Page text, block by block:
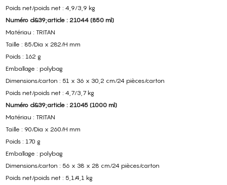
Poids net/poids net : 4,9/3,9 kg
Numéro d&39;article : 21044 (850 ml)
Matériau : TRITAN
Taille : 85/Dia x 282/H mm
Poids : 162 g
Emballage : polybag
Dimensions/carton : 51 x 36 x 30,2 cm/24 pièces/carton
Poids net/poids net : 4,7/3,7 kg
Numéro d&39;article : 21045 (1000 ml)
Matériau : TRITAN
Taille : 90/Dia x 260/H mm
Poids : 170 g
Emballage : polybag
Dimensions/carton : 56 x 38 x 28 cm/24 pièces/carton
Poids net/poids net : 5,1/4,1 kg